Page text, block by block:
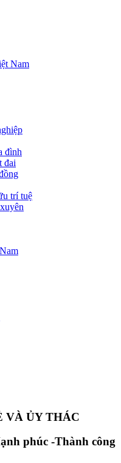
Nam
đình
đai
trí tuệ
VÀ ỦY THÁC
phúc -Thành công